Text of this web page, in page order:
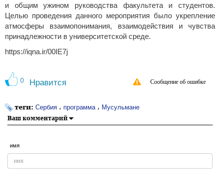
и общим ужином руководства факультета и студентов.
Целью проведения данного мероприятия было укрепление
атмосферы взаимопонимания, взаимодействия и чувства
принадлежности в университетской среде.
https://iqna.ir/00IE7j
0 Нравится Сообщение об ошибке
теги: Сербия ، программа ، Мусульмане
Ваш комментарий
имя